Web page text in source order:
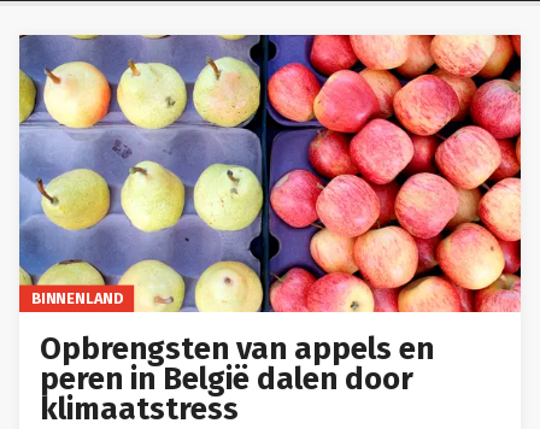
BINNENLAND
Opbrengsten van appels en
peren in België dalen door
klimaatstress